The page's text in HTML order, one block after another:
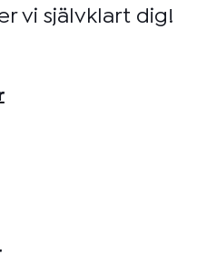
vi självklart dig!